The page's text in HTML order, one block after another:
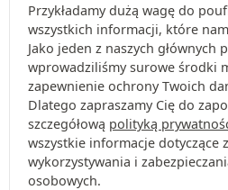
Przykładamy dużą wagę do
wszystkich informacji, które
Jako jeden z naszych głównych
wprowadziliśmy surowe środki
zapewnienie ochrony Twoich
Dlatego zapraszamy Cię do
szczegółową polityką
wszystkie informacje dotyczące
wykorzystywania i
osobowych.